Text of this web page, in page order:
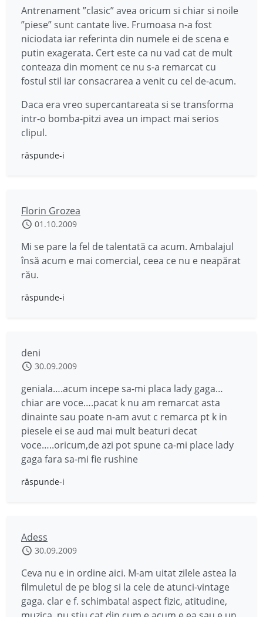
Antrenament ”clasic” avea oricum si chiar si noile
”piese” sunt cantate live. Frumoasa n-a fost
niciodata iar referinta din numele ei de scena e
putin exagerata. Cert este ca nu vad cat de mult
conteaza din moment ce nu s-a remarcat cu
fostul stil iar consacrarea a venit cu cel de-acum.
Daca era vreo supercantareata si se transforma
intr-o bomba-pitzi avea un impact mai serios
clipul.
răspunde-i
Florin Grozea
01.10.2009
Mi se pare la fel de talentată ca acum. Ambalajul
însă acum e mai comercial, ceea ce nu e neapărat
rău.
răspunde-i
deni
30.09.2009
geniala….acum incepe sa-mi placa lady gaga…
chiar are voce….pacat k nu am remarcat asta
dinainte sau poate n-am avut c remarca pt k in
piesele ei se aud mai mult beaturi decat
voce…..oricum,de azi pot spune ca-mi place lady
gaga fara sa-mi fie rushine
răspunde-i
Adess
30.09.2009
Ceva nu e in ordine aici. M-am uitat zilele astea la
filmuletul de pe blog si la cele de atunci-vintage
gaga. clar e f. schimbata! aspect fizic, atitudine,